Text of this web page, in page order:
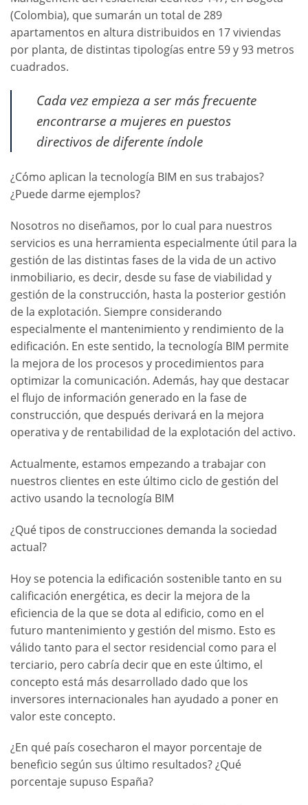
(Colombia), que sumarán un total de 289
apartamentos en altura distribuidos en 17 viviendas
por planta, de distintas tipologías entre 59 y 93 metros
cuadrados.
Cada vez empieza a ser más frecuente
encontrarse a mujeres en puestos
directivos de diferente índole
¿Cómo aplican la tecnología BIM en sus trabajos?
¿Puede darme ejemplos?
Nosotros no diseñamos, por lo cual para nuestros
servicios es una herramienta especialmente útil para la
gestión de las distintas fases de la vida de un activo
inmobiliario, es decir, desde su fase de viabilidad y
gestión de la construcción, hasta la posterior gestión
de la explotación. Siempre considerando
especialmente el mantenimiento y rendimiento de la
edificación. En este sentido, la tecnología BIM permite
la mejora de los procesos y procedimientos para
optimizar la comunicación. Además, hay que destacar
el flujo de información generado en la fase de
construcción, que después derivará en la mejora
operativa y de rentabilidad de la explotación del activo.
Actualmente, estamos empezando a trabajar con
nuestros clientes en este último ciclo de gestión del
activo usando la tecnología BIM
¿Qué tipos de construcciones demanda la sociedad
actual?
Hoy se potencia la edificación sostenible tanto en su
calificación energética, es decir la mejora de la
eficiencia de la que se dota al edificio, como en el
futuro mantenimiento y gestión del mismo. Esto es
válido tanto para el sector residencial como para el
terciario, pero cabría decir que en este último, el
concepto está más desarrollado dado que los
inversores internacionales han ayudado a poner en
valor este concepto.
¿En qué país cosecharon el mayor porcentaje de
beneficio según sus último resultados? ¿Qué
porcentaje supuso España?